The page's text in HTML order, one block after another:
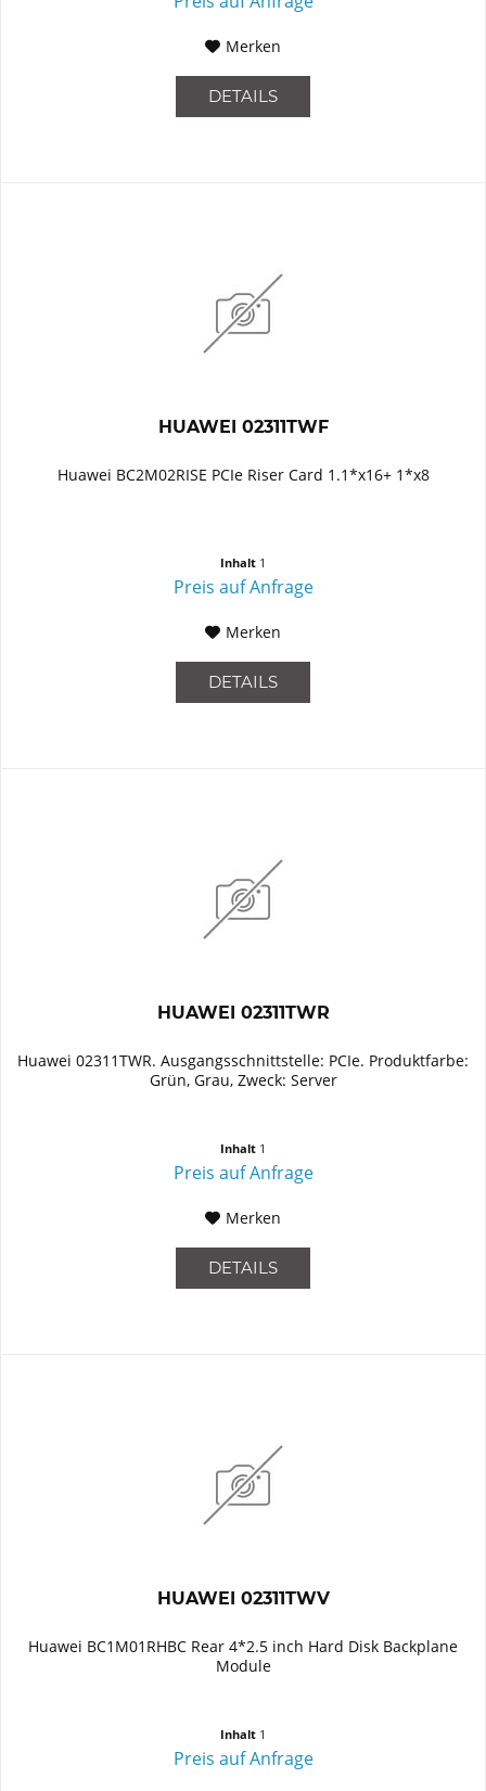
Merken
DETAILS
HUAWEI 02311TWF
Huawei BC2M02RISE PCIe Riser Card 1.1*x16+ 1*x8
Inhalt 1
Preis auf Anfrage
Merken
DETAILS
HUAWEI 02311TWR
Huawei 02311TWR. Ausgangsschnittstelle: PCIe. Produktfarbe:
Grün, Grau, Zweck: Server
Inhalt 1
Preis auf Anfrage
Merken
DETAILS
HUAWEI 02311TWV
Huawei BC1M01RHBC Rear 4*2.5 inch Hard Disk Backplane
Module
Inhalt 1
Preis auf Anfrage